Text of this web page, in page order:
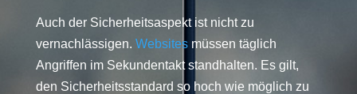
Auch der Sicherheitsaspekt ist nicht zu
vernachlässigen. Websitesmüssen täglich
Angriffen im Sekundentakt standhalten. Es gilt,
den Sicherheitsstandard so hoch wie möglich zu